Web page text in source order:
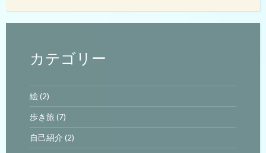
カテゴリー
絵(2)
歩き旅 (7)
自己紹介 (2)